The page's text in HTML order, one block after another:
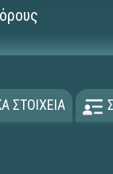
ΣΤΟΙΧΕΙΑ